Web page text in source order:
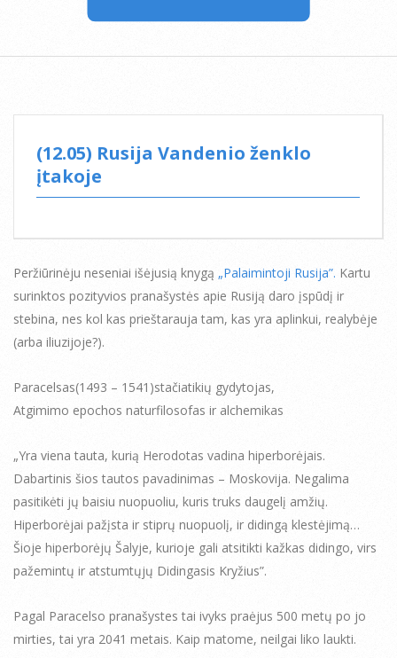
(12.05) Rusija Vandenio ženklo
įtakoje
Peržiūrinėju neseniai išėjusią knygą „Palaimintoji Rusija”. Kartu
surinktos pozityvios pranašystės apie Rusiją daro įspūdį ir
stebina, nes kol kas prieštarauja tam, kas yra aplinkui, realybėje
(arba iliuzijoje?).
Paracelsas(1493 – 1541)stačiatikių gydytojas,
Atgimimo epochos naturfilosofas ir alchemikas
„Yra viena tauta, kurią Herodotas vadina hiperborėjais.
Dabartinis šios tautos pavadinimas – Moskovija. Negalima
pasitikėti jų baisiu nuopuoliu, kuris truks daugelį amžių.
Hiperborėjai pažįsta ir stiprų nuopuolį, ir didingą klestėjimą…
Šioje hiperborėjų Šalyje, kurioje gali atsitikti kažkas didingo, virs
pažemintų ir atstumtųjų Didingasis Kryžius”.
Pagal Paracelso pranašystes tai ivyks praėjus 500 metų po jo
mirties, tai yra 2041 metais. Kaip matome, neilgai liko laukti.